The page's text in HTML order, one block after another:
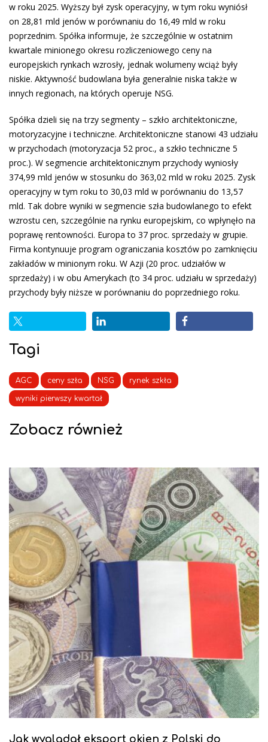
w roku 2025. Wyższy był zysk operacyjny, w tym roku wyniósł
on 28,81 mld jenów w porównaniu do 16,49 mld w roku
poprzednim. Spółka informuje, że szczególnie w ostatnim
kwartale minionego okresu rozliczeniowego ceny na
europejskich rynkach wzrosły, jednak wolumeny wciąż były
niskie. Aktywność budowlana była generalnie niska także w
innych regionach, na których operuje NSG.
Spółka dzieli się na trzy segmenty – szkło architektoniczne,
motoryzacyjne i techniczne. Architektoniczne stanowi 43 udziału
w przychodach (motoryzacja 52 proc., a szkło techniczne 5
proc.). W segmencie architektonicznym przychody wyniosły
374,99 mld jenów w stosunku do 363,02 mld w roku 2025. Zysk
operacyjny w tym roku to 30,03 mld w porównaniu do 13,57
mld. Tak dobre wyniki w segmencie szła budowlanego to efekt
wzrostu cen, szczególnie na rynku europejskim, co wpłynęło na
poprawę rentowności. Europa to 37 proc. sprzedaży w grupie.
Firma kontynuuje program ograniczania kosztów po zamknięciu
zakładów w minionym roku. W Azji (20 proc. udziałów w
sprzedaży) i w obu Amerykach (to 34 proc. udziału w sprzedaży)
przychody były niższe w porównaniu do poprzedniego roku.
Tagi
AGC ceny szła NSG rynek szkła
wyniki pierwszy kwartał
Zobacz również
Jak wyglądał eksport okien z Polski do